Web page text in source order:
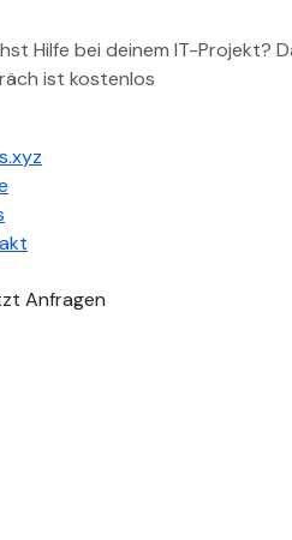
Hilfe bei deinem IT-Projekt?
ist kostenlos
Anfragen